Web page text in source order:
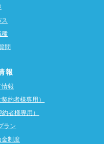
種
問
報
報
約者様専用）
者様専用）
ラン
制度